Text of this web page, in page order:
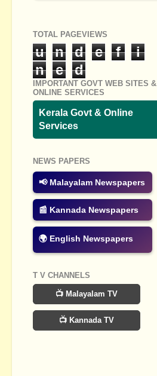
TOTAL PAGEVIEWS
u n d e f
i
n
e d
IMPORTANT GOVT WEB SITES &
ONLINE SERVICES
Kerala Govt & Online
Services
NEWS PAPERS
📢 Malayalam Newspapers
📰 Kannada Newspapers
🌍 English Newspapers
T V CHANNELS
📺 Malayalam TV
📺 Kannada TV